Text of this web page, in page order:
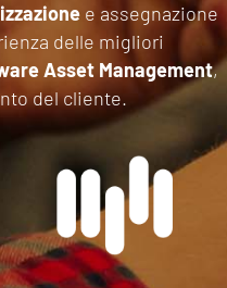
e assegnazione
delle migliori
Asset Management,
del cliente.